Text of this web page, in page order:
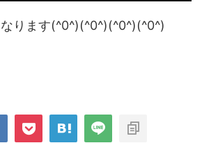
ります(^0^)(^0^)(^0^)(^0^)